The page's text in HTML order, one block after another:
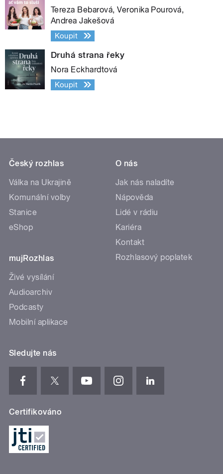
Tereza Bebarová, Veronika Pourová,
Andrea Jakešová
Koupit
Druhá strana řeky
Nora Eckhardtová
Koupit
Český rozhlas
Válka na Ukrajině
Komunální volby
Stanice
eShop
mujRozhlas
Živé vysílání
Audioarchiv
Podcasty
Mobilní aplikace
O nás
Jak nás naladíte
Nápověda
Lidé v rádiu
Kariéra
Kontakt
Rozhlasový poplatek
Sledujte nás
Certifikováno